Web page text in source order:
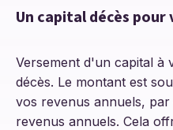
Un capital décès
Versement d'un capital à
décès. Le montant est
vos revenus annuels,
revenus annuels. Cela